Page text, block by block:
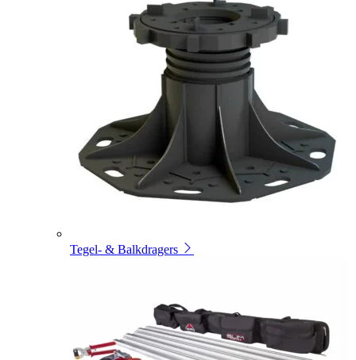
Tegel- & Balkdragers